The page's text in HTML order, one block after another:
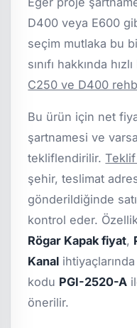
D400 veya E600
seçim mutlaka bu
sınıfı hakkında
C250 ve D400
Bu ürün için net
şartnamesi ve
tekliflendirilir.
şehir, teslimat
gönderildiğinde
kontrol eder.
Rögar Kapak fiyat,
Kanal
kodu PGI-2520-A
önerilir.